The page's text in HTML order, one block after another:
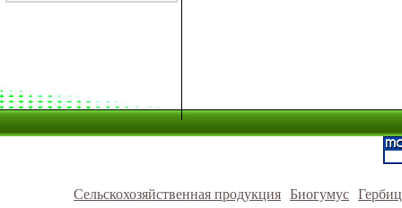
Сельскохозяйственная продукция Биогумус